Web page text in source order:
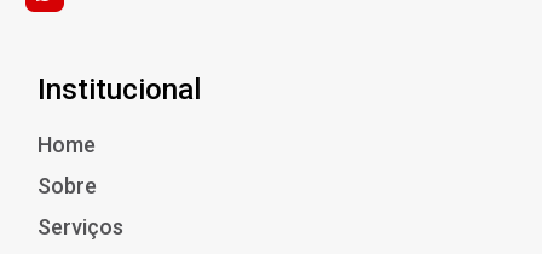
Institucional
Home
Sobre
Serviços